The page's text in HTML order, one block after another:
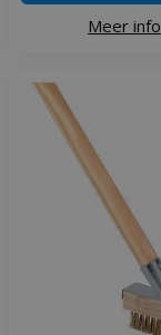
Meer info